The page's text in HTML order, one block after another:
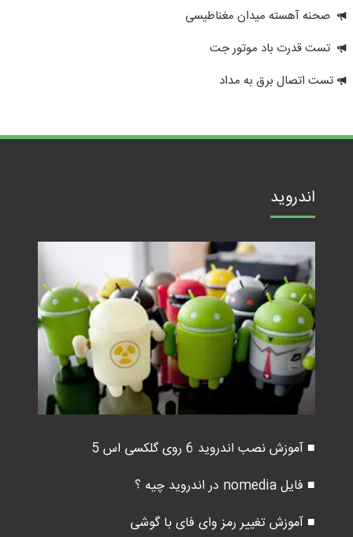
صحنه آهسته میدان مغناطیسی
تست قدرت باد موتور جت
تست اتصال برق به مداد
اندروید
■ آموزش نصب اندروید 6 روی گلکسی اس 5
■ فایل nomedia در اندروید چیه ؟
■ آموزش تغییر رمز وای فای با گوشی